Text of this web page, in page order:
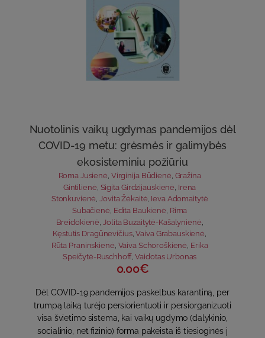
Nuotolinis vaikų ugdymas pandemijos dėl
COVID-19 metu: grėsmės ir galimybės
ekosisteminiu požiūriu
Roma Jusienė, Virginija Būdienė, Gražina
Gintilienė Sigita Girdzijauskienė Irena
Stonkuvienė,Jovita Žėkaitė, Ieva Adomaitytė
Subačienė Edita Baukienė Rima
Breidokienė Jolita Buzaitytė-Kašalynienė
Kęstutis Dragūnevičius,Vaiva Grabauskienė,
Rūta Praninskienė Vaiva Schoroškienė Erika
Speičytė-Ruschhoff,Vaidotas Urbonas
0.00€
Dėl COVID-19 pandemijos paskelbus karantiną, per
trumpą laiką turėjo persiorientuoti ir persiorganizuoti
visa švietimo sistema, kai vaikų ugdymo (dalykinio,
socialinio, net fizinio) forma pakeista iš tiesioginės į